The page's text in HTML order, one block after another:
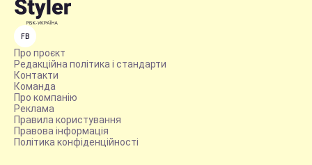
FB
Про проєкт
Редакційна політика і стандарти
Контакти
Команда
Про компанію
Реклама
Правила користування
Правова інформація
Політика конфіденційності